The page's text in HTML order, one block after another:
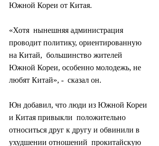
Южной Кореи от Китая.
«Хотя  нынешняя администрация
проводит политику, ориентированную
на Китай,  большинство жителей
Южной Кореи, особенно молодежь, не
любят Китай», -  сказал он.
Юн добавил, что люди из Южной Кореи
и Китая привыкли  положительно
относиться друг к другу и обвинили в
ухудшении отношений  прокитайскую